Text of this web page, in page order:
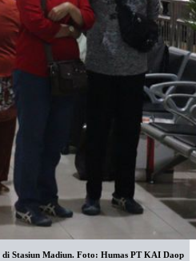
di Stasiun Madiun. Foto: Humas PT KAI Daop